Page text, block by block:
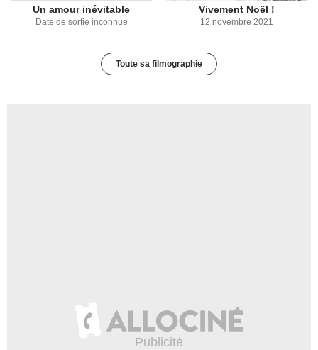
Un amour inévitable
Date de sortie inconnue
Vivement Noël !
12 novembre 2021
Toute sa filmographie